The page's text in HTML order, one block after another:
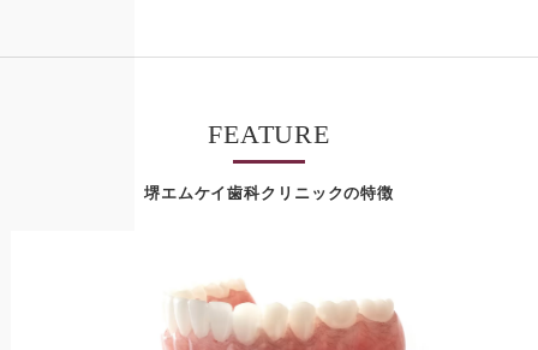
堺エムケイ歯科クリニックの特徴
FEATURE